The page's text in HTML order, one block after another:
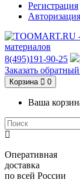
Регистрация
Авторизация
8(495)191-90-25
Заказать
Корзина 0
Ваша
Оперативная
доставка
по всей России